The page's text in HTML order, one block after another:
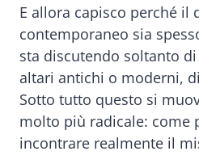
E allora capisco perché
contemporaneo sia
sta discutendo soltanto
altari antichi o moderni,
Sotto tutto questo si
molto più radicale: come
incontrare realmente il